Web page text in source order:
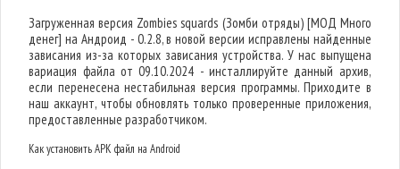
Загруженная версия Zombies squards (Зомби отряды) [МОД Много
денег] на Андроид - 0.2.8, в новой версии исправлены найденные
зависания из-за которых зависания устройства. У нас выпущена
вариация файла от 09.10.2024 - инсталлируйте данный архив,
если перенесена нестабильная версия программы. Приходите в
наш аккаунт, чтобы обновлять только проверенные приложения,
предоставленные разработчиком.
Как установить APK файл на Android